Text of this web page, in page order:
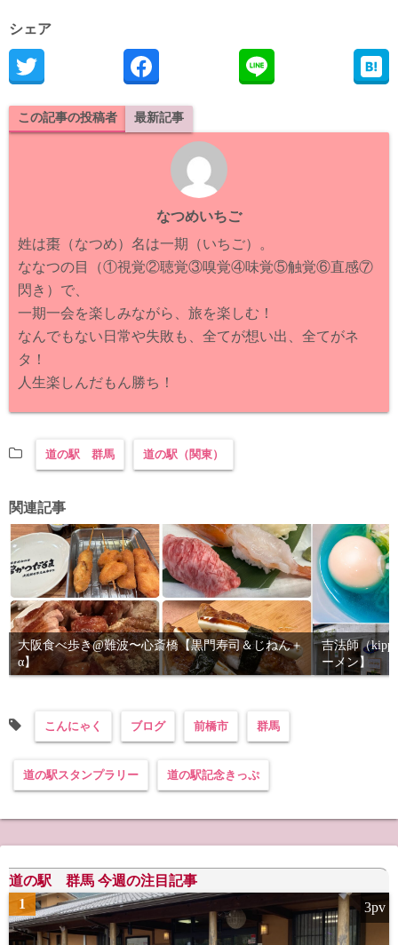
シェア
この記事の投稿者 最新記事
なつめいちご
姓は棗（なつめ）名は一期（いちご）。
ななつの目（①視覚②聴覚③嗅覚④味覚⑤触覚⑥直感⑦
閃き）で、
一期一会を楽しみながら、旅を楽しむ！
なんでもない日常や失敗も、全てが想い出、全てがネ
タ！
人生楽しんだもん勝ち！
道の駅 群馬 道の駅（関東）
関連記事
大阪食べ歩き@難波〜心斎橋【黒門寿司＆じねん＋
α】
吉法師（
ーメン】
こんにゃく ブログ 前橋市 群馬
道の駅スタンプラリー 道の駅記念きっぷ
道の駅 群馬 今週の注目記事
1
3pv